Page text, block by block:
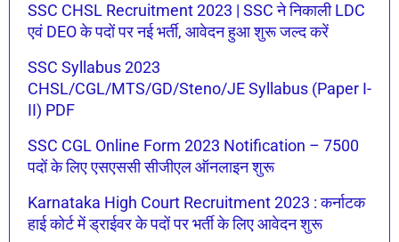
SSC CHSL Recruitment 2023 | SSC ने निकाली LDC
एवं DEO के पदों पर नई भर्ती, आवेदन हुआ शुरू जल्द करें
SSC Syllabus 2023
CHSL/CGL/MTS/GD/Steno/JE Syllabus (Paper I-
II) PDF
SSC CGL Online Form 2023 Notification – 7500
पदों के लिए एसएससी सीजीएल ऑनलाइन शुरू
Karnataka High Court Recruitment 2023 : कर्नाटक
हाई कोर्ट में ड्राईवर के पदों पर भर्ती के लिए आवेदन शुरू